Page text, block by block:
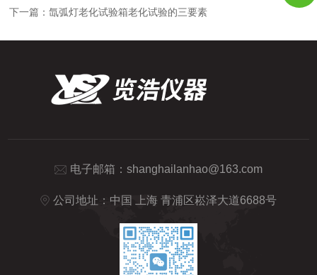
下一篇：氙弧灯老化试验箱老化试验的三要素
电子邮箱： shanghailanhao@163.com
公司地址：中国 上海 青浦区崧泽大道6688号